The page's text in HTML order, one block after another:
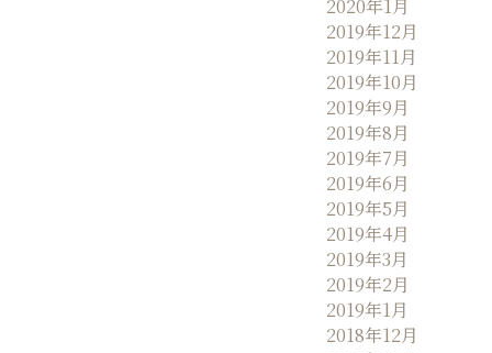
2020年1月
2019年12月
2019年11月
2019年10月
2019年9月
2019年8月
2019年7月
2019年6月
2019年5月
2019年4月
2019年3月
2019年2月
2019年1月
2018年12月